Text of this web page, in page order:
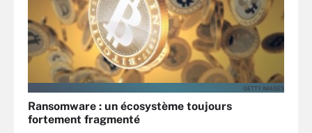
GETTY IMAGES
Ransomware : un écosystème toujours
fortement fragmenté